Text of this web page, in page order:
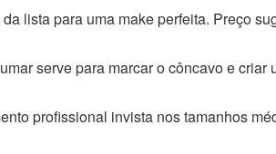
lista para uma make perfeita. Preço
serve para marcar o côncavo e
profissional invista nos tamanhos